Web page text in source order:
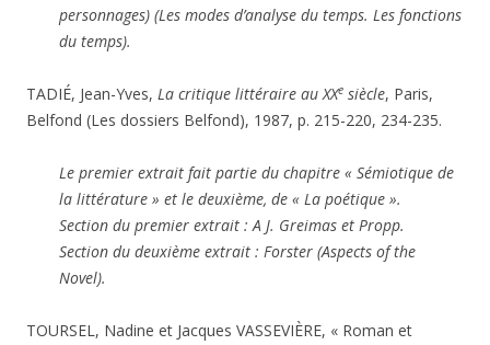
personnages) (Les modes d’analyse du temps. Les fonctions
du temps).
TADIÉ, Jean-Yves, La critique littéraire au XXe siècle, Paris,
Belfond (Les dossiers Belfond), 1987, p. 215-220, 234-235.
Le premier extrait fait partie du chapitre « Sémiotique de
la littérature » et le deuxième, de « La poétique ».
Section du premier extrait : A J. Greimas et Propp.
Section du deuxième extrait : Forster (Aspects of the
Novel).
TOURSEL, Nadine et Jacques VASSEVIÈRE, « Roman et